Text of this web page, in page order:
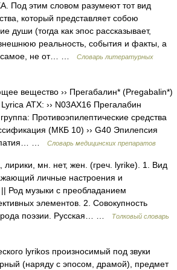
этим словом разумеют тот вид
который представляет собою
души (тогда как эпос рассказывает,
реальность, события и факты, а
самое, не от… …
Словарь литературных
вещество ›› Прегабалин* (Pregabalin*)
АТХ: ›› N03AX16 Прегалабин
Противоэпилептические средства
(МКБ 10) ›› G40 Эпилепсия
…
Словарь медицинских препаратов
мн. нет, жен. (греч. lyrike). 1. Вид
личные настроения и
Род музыки с преобладанием
элементов. 2. Совокупность
рода поэзии. Русская… …
Толковый словарь
lyrikos произносимый под звуки
(наряду с эпосом, драмой), предмет